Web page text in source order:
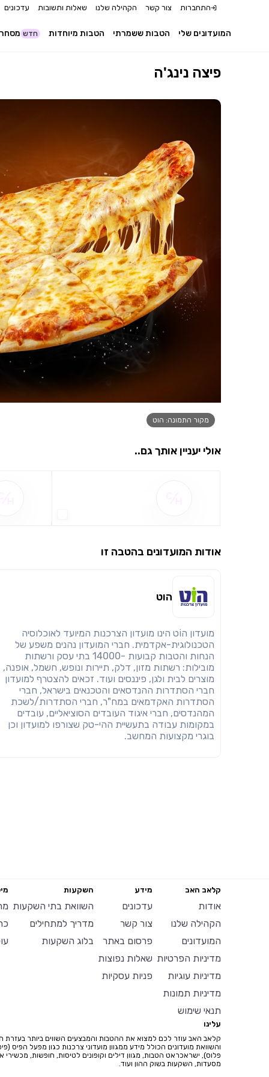
התחברות צור קשר הקהילה שלנו שאלות ותשובות עדכונים
חדש הטבות מיוחדות הטבות ששמרתי המועדונים שלי
פיצה נינג'ה
מקור התמונה: הוט
אולי יעניין אותך גם..
אודות המועדונים בהטבה זו
הוט
מועדון הוֹט הינו מועדון הצרכנות המיועד לאוכלוסיה
הטכנולוגית-אקדמית. חברי המועדון נהנים משפע של
הנחות והטבות קבועות -14000 בתי עסק ורשתות
מובילות: רשתות מזון, דלק, תיירות ונופש, חשמל, אופנה,
מוצרים לבית ולגן, פיננסים ועוד. זכאים להצטרף למועדון
חברי הסתדרות ההנדסאים והטכנאים בישראל, חברי
הסתדרות האקדמאים במח"ר, חברי הסתדרות/לשכת
המהנדסים, חברי איגוד העובדים הסוציאליים, עובדים
במקומות עבודה בתעשיית ההי-טק שצורפו למועדון וכן
בוגרי מקצועות המחשב.
קלאב האב
אודות
הקהילה שלנו
המועדונים
מדיניות הפרטיות
מדיניות עוגיות
מדיניות תמונות
תנאי שימוש
מידע
עדכונים
צור קשר
פרסום באתר
שאלות נפוצות
פניות עסקיות
השקעות
השוואת בתי השקעות
מדריך למתחילים
בלוג השקעות
עלינו
קלאב האב עוזר לכם למצוא את ההטבות והמבצעים השווים ביותר בעזרת
והשוואת מועדונים הכולל מידע ממגוון מועדוני צרכנות כגון מפעל הפיס
פלוס), ישראכראט הטבות, מגוון דילים וקופונים לטיסות, חופשות, מכשירי
מסעדות, השקעות בשוק ההון ועוד.